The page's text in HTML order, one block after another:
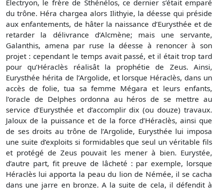
Electryon, le frère de Sthénélos, ce dernier s’était emparé
du trône. Héra chargea alors Ilithyie, la déesse qui préside
aux enfantements, de hâter la naissance d’Eurysthée et de
retarder la délivrance d’Alcmène; mais une servante,
Galanthis, amena par ruse la déesse à renoncer à son
projet : cependant le temps avait passé, et il était trop tard
pour qu’Héraclès réalisât la prophétie de Zeus. Ainsi,
Eurysthée hérita de l’Argolide, et lorsque Héraclès, dans un
accès de folie, tua sa femme Mégara et leurs enfants,
l’oracle de Delphes ordonna au héros de se mettre au
service d’Eurysthée et d’accomplir dix (ou douze) travaux.
Jaloux de la puissance et de la force d’Héraclès, ainsi que
de ses droits au trône de l’Argolide, Eurysthée lui imposa
une suite d’exploits si formidables que seul un véritable fils
et protégé de Zeus pouvait les mener à bien. Eurystée,
d’autre part, fit preuve de lâcheté : par exemple, lorsque
Héraclès lui apporta la peau du lion de Némée, il se cacha
dans une jarre en bronze. A la suite de cela, il défendit à